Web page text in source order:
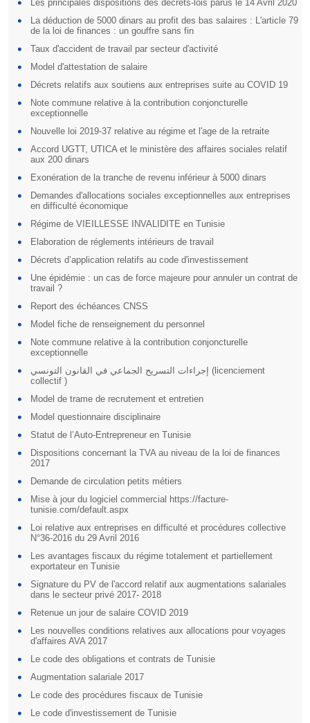
Les principales dispositions des décrets-lois parus le 14 Avril 2020
La déduction de 5000 dinars au profit des bas salaires : L'article 79
de la loi de finances : un gouffre sans fin
Taux d'accident de travail par secteur d'activité
Model d'attestation de salaire
Décrets relatifs aux soutiens aux entreprises suite au COVID 19
Note commune relative à la contribution conjoncturelle
exceptionnelle
Nouvelle loi 2019-37 relative au régime et l'age de la retraite
Accord UGTT, UTICA et le ministère des affaires sociales relatif
aux 200 dinars
Exonération de la tranche de revenu inférieur à 5000 dinars
Demandes d'allocations sociales exceptionnelles aux entreprises
en difficulté économique
Régime de VIEILLESSE INVALIDITE en Tunisie
Elaboration de réglements intérieurs de travail
Décrets d’application relatifs au code d'investissement
Une épidémie : un cas de force majeure pour annuler un contrat de
travail ?
Report des échéances CNSS
Model fiche de renseignement du personnel
Note commune relative à la contribution conjoncturelle
exceptionnelle
إجراءات التسريح الجماعي في القانون التونسي (licenciement
collectif )
Model de trame de recrutement et entretien
Model questionnaire disciplinaire
Statut de l’Auto-Entrepreneur en Tunisie
Dispositions concernant la TVA au niveau de la loi de finances
2017
Demande de circulation petits métiers
Mise à jour du logiciel commercial https://facture-
tunisie.com/default.aspx
Loi relative aux entreprises en difficulté et procédures collective
N°36-2016 du 29 Avril 2016
Les avantages fiscaux du régime totalement et partiellement
exportateur en Tunisie
Signature du PV de l'accord relatif aux augmentations salariales
dans le secteur privé 2017- 2018
Retenue un jour de salaire COVID 2019
Les nouvelles conditions relatives aux allocations pour voyages
d'affaires AVA 2017
Le code des obligations et contrats de Tunisie
Augmentation salariale 2017
Le code des procédures fiscaux de Tunisie
Le code d'investissement de Tunisie